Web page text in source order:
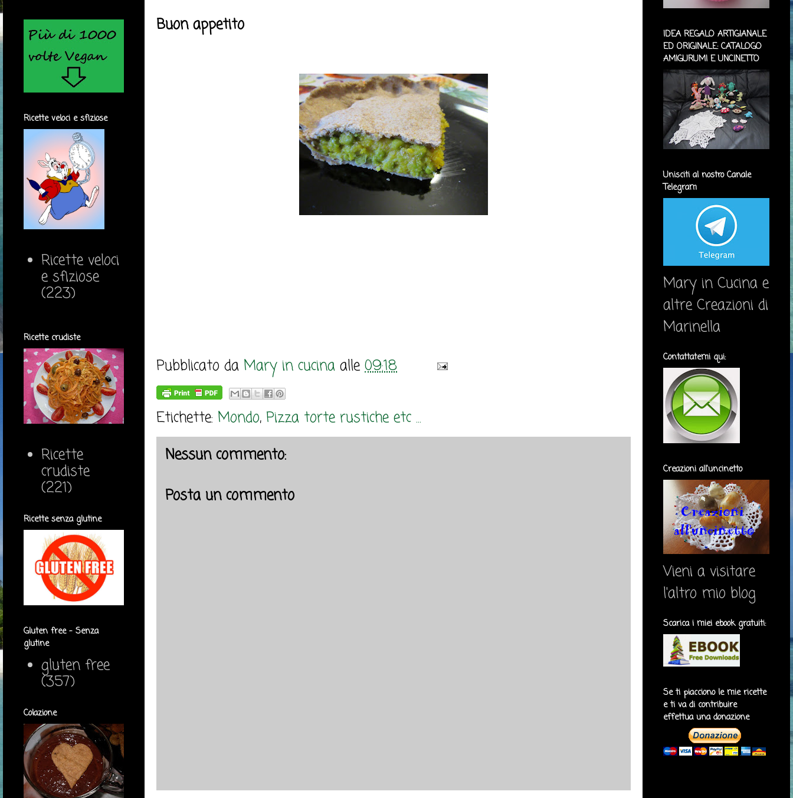
Buon appetito
Pubblicato da Mary in cucina alle 09:18
Etichette: Mondo, Pizza torte rustiche etc ...
Nessun commento:
Posta un commento
Ricette veloci e sfiziose
Ricette veloci
e sfiziose
(223)
Ricette crudiste
Ricette
crudiste
(221)
Ricette senza glutine
Gluten free - Senza
glutine
gluten free
(357)
Colazione
IDEA REGALO ARTIGIANALE
ED ORIGINALE: CATALOGO
AMIGURUMI E UNCINETTO
Unisciti al nostro Canale
Telegram
Mary in Cucina e
altre Creazioni di
Marinella
Contattatemi qui:
Creazioni all'uncinetto
Vieni a visitare
l'altro mio blog
Scarica i miei ebook gratuiti:
Se ti piacciono le mie ricette
e ti va di contribuire
effettua una donazione